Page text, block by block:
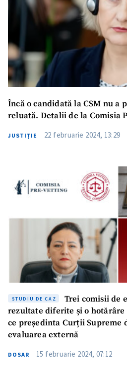
Încă o candidată la CSM nu a
reluată. Detalii de la Comisia
JUSTIȚIE 22 februarie 2024, 13:29
STUDIU DE CAZ
Trei comisii de
rezultate diferite și o hotărâre
ce președinta Curții Supreme
evaluarea externă
DOSAR 15 februarie 2024, 07:12